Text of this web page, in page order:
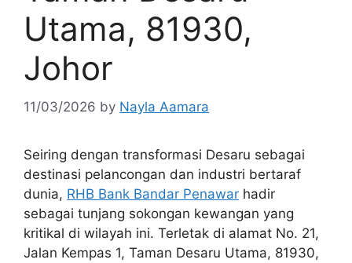
Utama, 81930,
Johor
11/03/2026 by Nayla Aamara
Seiring dengan transformasi Desaru sebagai
destinasi pelancongan dan industri bertaraf
dunia, RHB Bank Bandar Penawar hadir
sebagai tunjang sokongan kewangan yang
kritikal di wilayah ini. Terletak di alamat No. 21,
Jalan Kempas 1, Taman Desaru Utama, 81930,